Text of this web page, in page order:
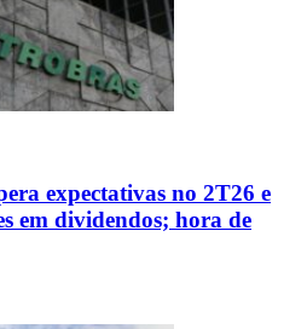
expectativas no 2T26 e
em dividendos; hora de